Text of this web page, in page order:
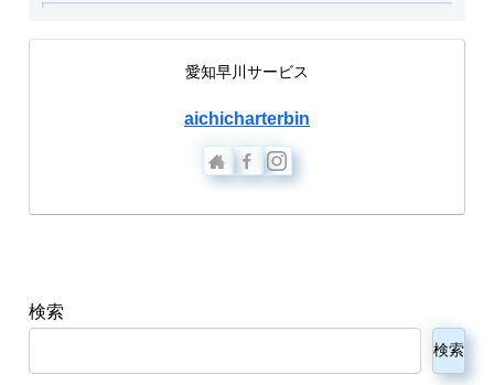
愛知早川サービス
aichicharterbin
検索
検索